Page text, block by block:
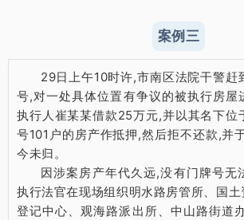
案例三
29日上午10时许,市南区法院干警赶
号,对一处具体位置有争议的被执行房屋
执行人崔某某借款25万元,并以其名下位
号101户的房产作抵押,然后拒不还款,并
今未归。
因涉案房产年代久远,没有门牌号无
执行法官在现场组织明水路房管所、国
登记中心、观海路派出所、中山路街道